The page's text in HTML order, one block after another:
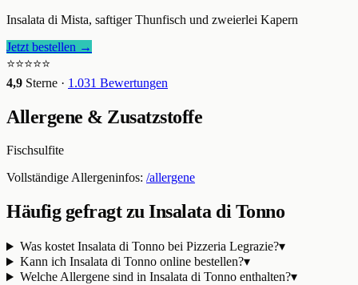
Insalata di Mista, saftiger Thunfisch und zweierlei Kapern
Jetzt bestellen →
⭐⭐⭐⭐⭐
4,9 Sterne · 1.031 Bewertungen
Allergene & Zusatzstoffe
Fischsulfite
Vollständige Allergeninfos: /allergene
Häufig gefragt zuInsalata di Tonno
Was kostet Insalata di Tonno bei Pizzeria Legrazie?▾
Kann ich Insalata di Tonno online bestellen?▾
Welche Allergene sind in Insalata di Tonno enthalten?▾